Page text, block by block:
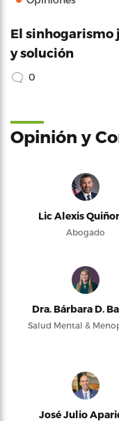
El
y solución
0
Opinión y
Lic Alexis
Abogado
Dra. Bárbara D.
Salud Mental &
José Julio